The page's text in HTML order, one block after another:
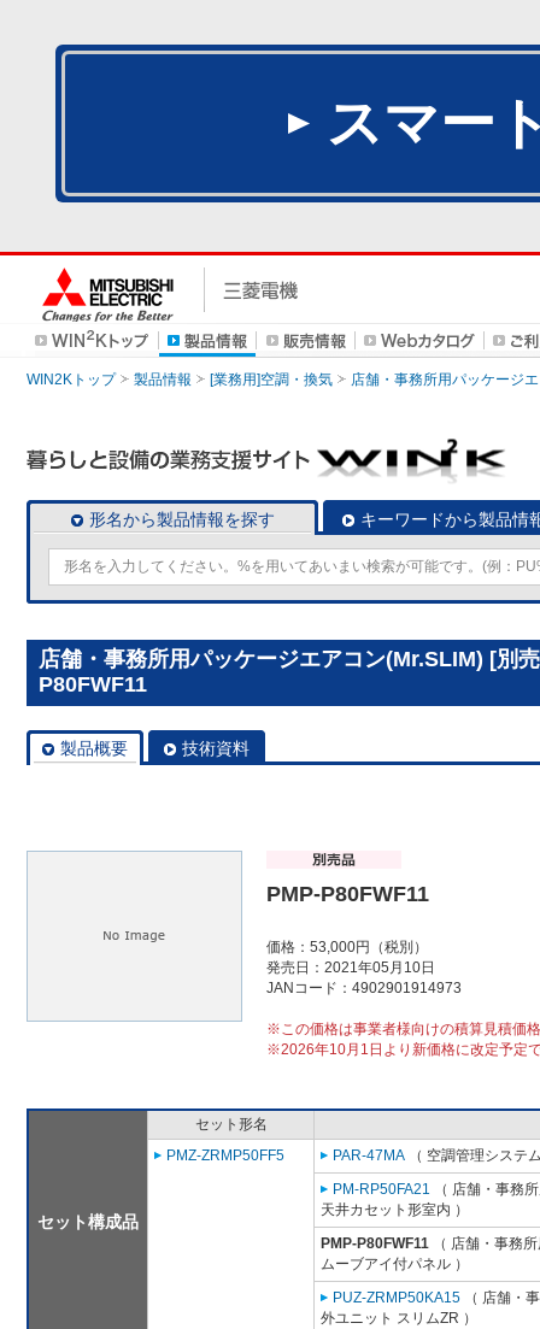
スマー
WIN2Kトップ 製品情報 [業務用]空調・換気 店舗・事務所用パッケージ
形名から製品情報を探す キーワードから製品情
店舗・事務所用パッケージエアコン(Mr.SLIM) [別
P80FWF11
製品概要 技術資料
PMP-P80FWF11
価格：53,000円（税別）
発売日：2021年05月10日
JANコード：4902901914973
※この価格は事業者様向けの積算見積価
※2026年10月1日より新価格に改定予定
セット構成品
セット形名
PMZ-ZRMP50FF5
PAR-47MA （ 空調管理システ
PM-RP50FA21 （ 店舗・事務
天井カセット形室内 ）
PMP-P80FWF11 （ 店舗・事務
ムーブアイ付パネル ）
PUZ-ZRMP50KA15 （ 店舗・
外ユニット スリムZR ）